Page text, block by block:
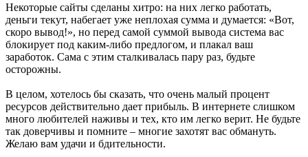
Некоторые сайты сделаны хитро: на них легко работать,
деньги текут, набегает уже неплохая сумма и думается: «Вот,
скоро вывод!», но перед самой суммой вывода система вас
блокирует под каким-либо предлогом, и плакал ваш
заработок. Сама с этим сталкивалась пару раз, будьте
осторожны.
В целом, хотелось бы сказать, что очень малый процент
ресурсов действительно дает прибыль. В интернете слишком
много любителей наживы и тех, кто им легко верит. Не будьте
так доверчивы и помните – многие захотят вас обмануть.
Желаю вам удачи и бдительности.